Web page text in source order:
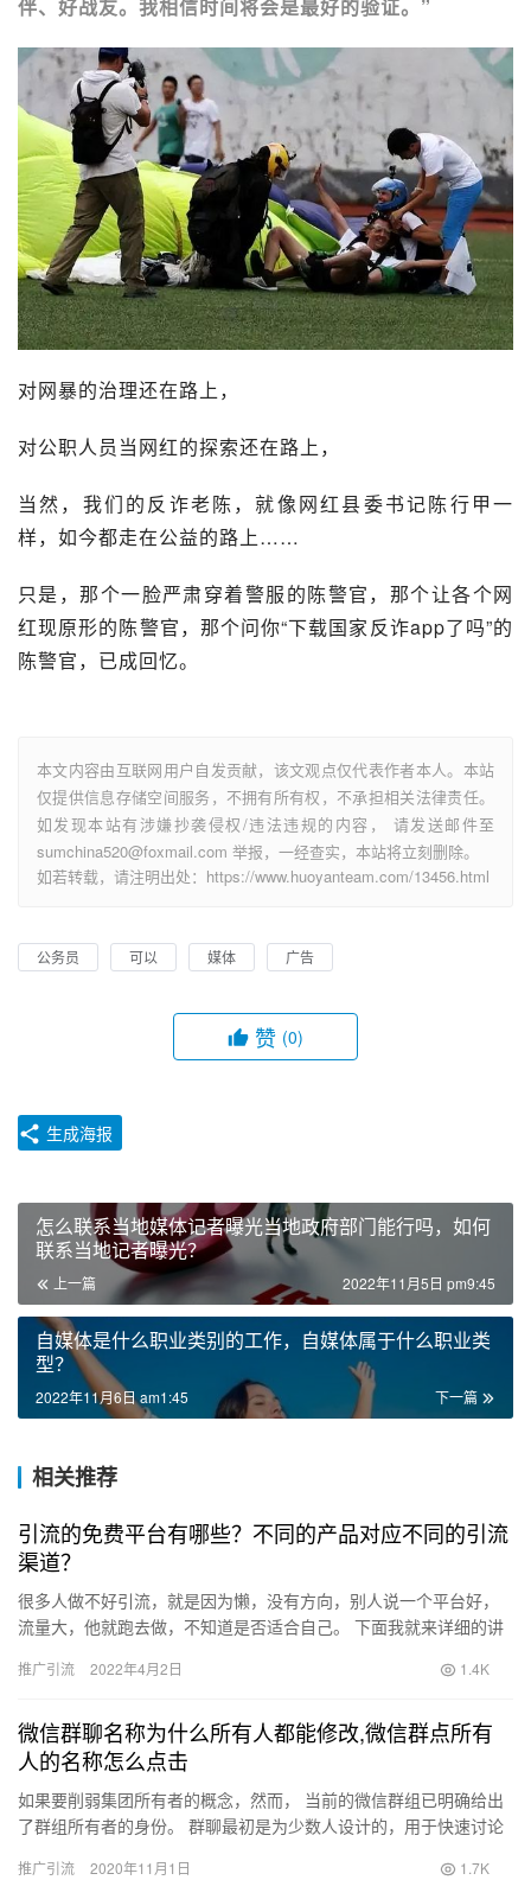
伴、好战友。我相信时间将会是最好的验证。”
对网暴的治理还在路上，
对公职人员当网红的探索还在路上，
当然，我们的反诈老陈，就像网红县委书记陈行甲一
样，如今都走在公益的路上……
只是，那个一脸严肃穿着警服的陈警官，那个让各个网
红现原形的陈警官，那个问你“下载国家反诈app了吗”的
陈警官，已成回忆。
本文内容由互联网用户自发贡献，该文观点仅代表作者本人。本站
仅提供信息存储空间服务，不拥有所有权，不承担相关法律责任。
如发现本站有涉嫌抄袭侵权/违法违规的内容， 请发送邮件至
sumchina520@foxmail.com 举报，一经查实，本站将立刻删除。
如若转载，请注明出处：https://www.huoyanteam.com/13456.html
公务员 可以 媒体 广告
赞 (0)
生成海报
怎么联系当地媒体记者曝光当地政府部门能行吗，如何
联系当地记者曝光？
上一篇 2022年11月5日 pm9:45
自媒体是什么职业类别的工作，自媒体属于什么职业类
型？
下一篇
2022年11月6日 am1:45
相关推荐
引流的免费平台有哪些？不同的产品对应不同的引流
渠道？
很多人做不好引流，就是因为懒，没有方向，别人说一个平台好，
流量大，他就跑去做，不知道是否适合自己。 下面我就来详细的讲
你…
推广引流 2022年4月2日 1.4K
微信群聊名称为什么所有人都能修改,微信群点所有
人的名称怎么点击
如果要削弱集团所有者的概念，然而， 当前的微信群组已明确给出
了群组所有者的身份。 群聊最初是为少数人设计的，用于快速讨论
推广引流 2020年11月1日 1.7K